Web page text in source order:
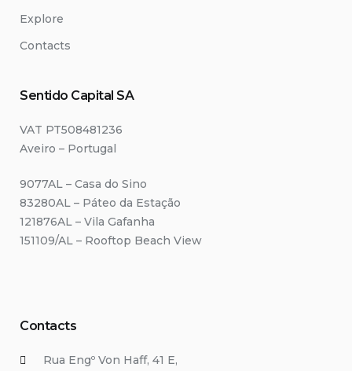
Explore
Contacts
Sentido Capital SA
VAT PT508481236
Aveiro – Portugal
9077AL – Casa do Sino
83280AL – Páteo da Estação
121876AL – Vila Gafanha
151109/AL – Rooftop Beach View
Contacts
Rua Engº Von Haff, 41 E,